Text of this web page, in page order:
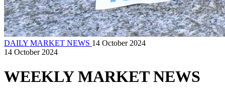
DAILY MARKET NEWS 14 October 2024
14 October 2024
WEEKLY MARKET NEWS